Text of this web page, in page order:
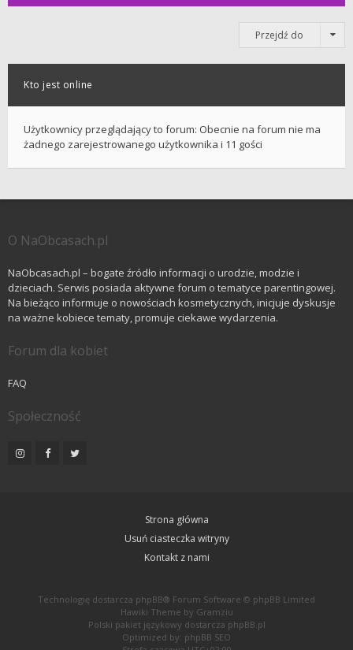
Przejdź do
Kto jest online
Użytkownicy przeglądający to forum: Obecnie na forum nie ma
żadnego zarejestrowanego użytkownika i 11 gości
O NaObcasach.pl
NaObcasach.pl – bogate źródło informacji o urodzie, modzie i
dzieciach. Serwis posiada aktywne forum o tematyce parentingowej.
Na bieżąco informuje o nowościach kosmetycznych, inicjuje dyskusje
na ważne kobiece tematy, promuje ciekawe wydarzenia.
Forum dla kobiet
FAQ
Społeczność
Strona główna
Usuń ciasteczka witryny
Kontakt z nami
Technologię dostarcza phpBB® Forum Software © phpBB Limited
Hawiki Theme by Gramziu
Polski pakiet językowy dostarcza phpBB.pl
Optimized by: phpBB SEO